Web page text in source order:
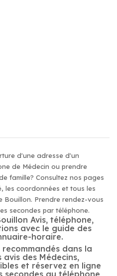
d'une adresse d'un
de Médecin ou prendre
famille? Consultez nos pages
les coordonnées et tous les
Bouillon. Prendre rendez-vous
secondes par téléphone.
Avis, téléphone,
avec le guide des
horaire.
recommandés dans la
des Médecins,
et réservez en ligne
secondes au téléphone